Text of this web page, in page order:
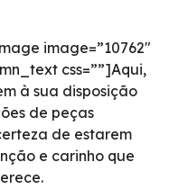
image=”10762″
css=””]Aqui,
à sua disposição
de peças
de estarem
e carinho que